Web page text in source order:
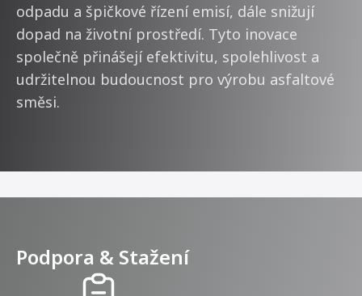
odpadu a špičkové řízení emisí, dále snižují
dopad na životní prostředí. Tyto inovace
společně přinášejí efektivitu, spolehlivost a
udržitelnou budoucnost pro výrobu asfaltové
směsi.
Podpora & Stažení